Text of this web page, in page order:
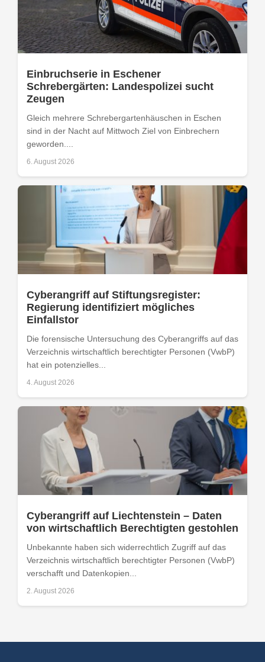
Einbruchserie in Eschener
Schrebergärten: Landespolizei sucht
Zeugen
Gleich mehrere Schrebergartenhäuschen in Eschen
sind in der Nacht auf Mittwoch Ziel von Einbrechern
geworden....
6. August 2026
Cyberangriff auf Stiftungsregister:
Regierung identifiziert mögliches
Einfallstor
Die forensische Untersuchung des Cyberangriffs auf das
Verzeichnis wirtschaftlich berechtigter Personen (VwbP)
hat ein potenzielles...
4. August 2026
Cyberangriff auf Liechtenstein – Daten
von wirtschaftlich Berechtigten gestohlen
Unbekannte haben sich widerrechtlich Zugriff auf das
Verzeichnis wirtschaftlich berechtigter Personen (VwbP)
verschafft und Datenkopien...
2. August 2026